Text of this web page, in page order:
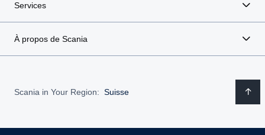
Services
À propos de Scania
Scania in Your Region: Suisse